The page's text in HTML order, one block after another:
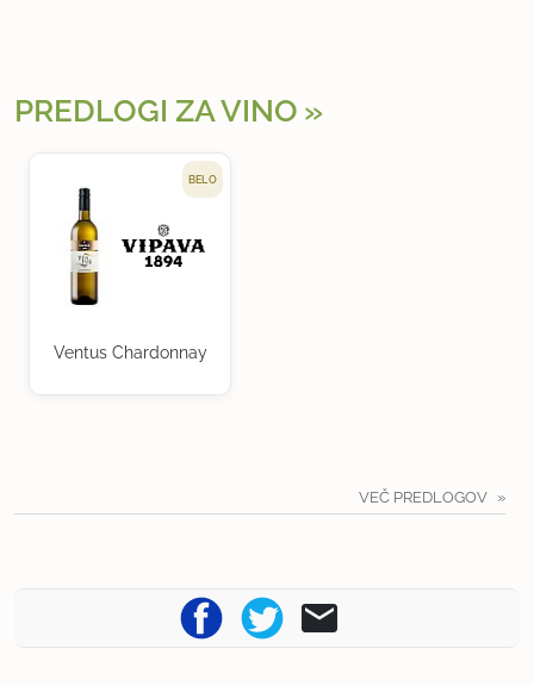
PREDLOGI ZA VINO
BELO
Ventus Chardonnay
VEČ PREDLOGOV